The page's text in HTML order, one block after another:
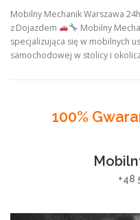
Mobilny Mechanik Warszawa
z Dojazdem
Mobilny
specjalizująca się w mobilnych
samochodowej w stolicy i
100%
+48